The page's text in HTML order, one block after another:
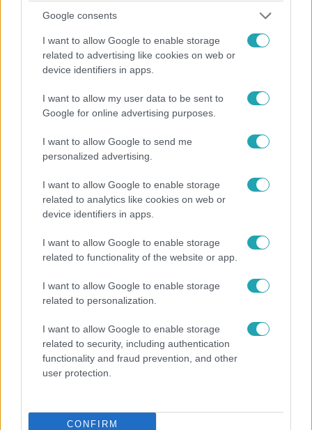
Google consents
I want to allow Google to enable storage
related to advertising like cookies on web or
device identifiers in apps.
I want to allow my user data to be sent to
Google for online advertising purposes.
I want to allow Google to send me
personalized advertising.
I want to allow Google to enable storage
related to analytics like cookies on web or
device identifiers in apps.
I want to allow Google to enable storage
related to functionality of the website or app.
I want to allow Google to enable storage
related to personalization.
I want to allow Google to enable storage
related to security, including authentication
functionality and fraud prevention, and other
user protection.
CONFIRM
2023. június 2. 13:59
A spanyol katolikus egyház megvizsgálta az
elmúlt 80 évét, és több száz gyerekbántalmazót
talált a köreiben
A spanyol püspöki konferencia szóvivője arról beszélt,
hogy „elismerik az okozott kárt”.
Felvágta a kicsi gyerekeit az anya és a párja
A texasi párt letartóztatták.